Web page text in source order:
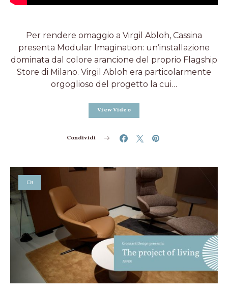
Per rendere omaggio a Virgil Abloh, Cassina
presenta Modular Imagination: un’installazione
dominata dal colore arancione del proprio Flagship
Store di Milano. Virgil Abloh era particolarmente
orgoglioso del progetto la cui…
View Video
Condividi